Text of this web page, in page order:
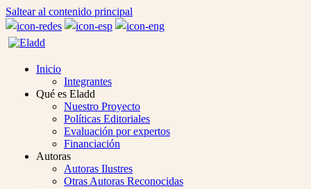
Saltear al contenido principal
Inicio
Integrantes
Qué es Eladd
Nuestro Proyecto
Políticas Editoriales
Evaluación por expertos
Financiación
Autoras
Autoras Ilustres
Otras Autoras Reconocidas